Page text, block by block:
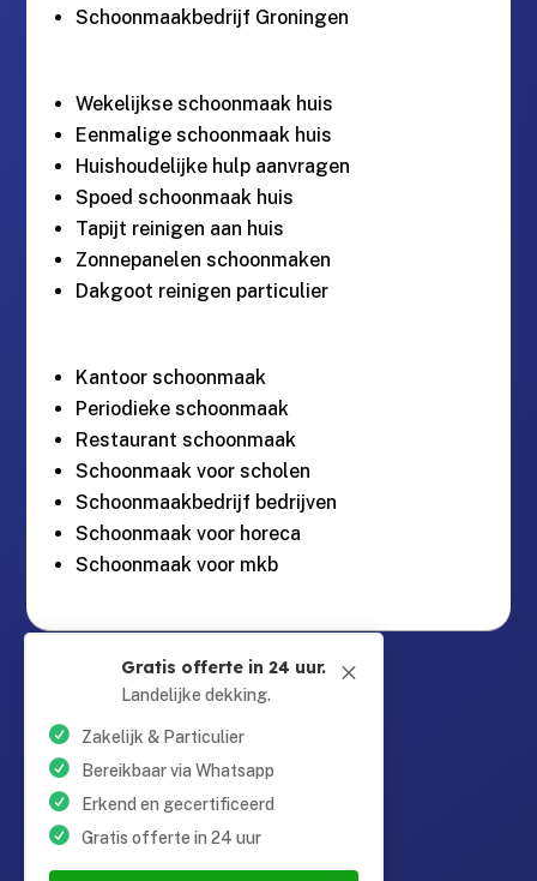
Schoonmaakbedrijf Groningen
Wekelijkse schoonmaak huis
Eenmalige schoonmaak huis
Huishoudelijke hulp aanvragen
Spoed schoonmaak huis
Tapijt reinigen aan huis
Zonnepanelen schoonmaken
Dakgoot reinigen particulier
Kantoor schoonmaak
Periodieke schoonmaak
Restaurant schoonmaak
Schoonmaak voor scholen
Schoonmaakbedrijf bedrijven
Schoonmaak voor horeca
Schoonmaak voor mkb
Guntersteinweg 377,
2531KA Den Haag

 085 90 24 24 6
M
Gratis offerte in 24 uur.
Landelijke dekking.
Zakelijk & Particulier
Bereikbaar via Whatsapp
Erkend en gecertificeerd
Gratis offerte in 24 uur